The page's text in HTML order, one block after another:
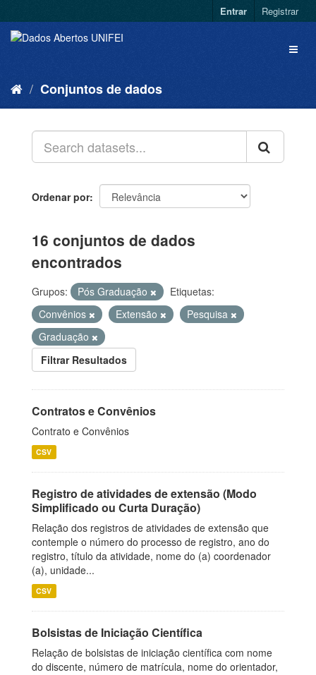
Entrar Registrar
Conjuntos de dados
Ordenar por
16 conjuntos de dados
encontrados
Grupos: Pós Graduação
Etiquetas:
Convênios
Extensão
Pesquisa
Graduação
Filtrar Resultados
Contratos e Convênios
Contrato e Convênios
CSV
Registro de atividades de extensão (Modo
Simplificado ou Curta Duração)
Relação dos registros de atividades de extensão que
contemple o número do processo de registro, ano do
registro, título da atividade, nome do (a) coordenador
(a), unidade...
CSV
Bolsistas de Iniciação Científica
Relação de bolsistas de iniciação científica com nome
do discente, número de matrícula, nome do orientador,